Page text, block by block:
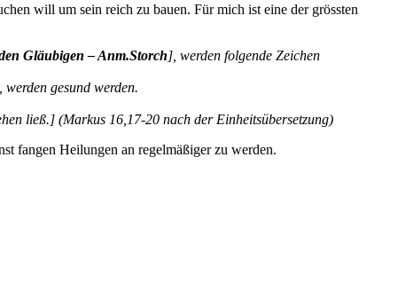
will um sein reich zu bauen. Für mich ist eine der grössten
Gläubigen – Anm.Storch], werden folgende Zeichen
gesund werden.
ließ.] (Markus 16,17-20 nach der Einheitsübersetzung)
fangen Heilungen an regelmäßiger zu werden.